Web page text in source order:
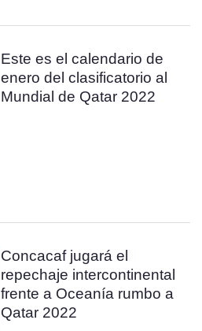
Este es el calendario de
enero del clasificatorio al
Mundial de Qatar 2022
Concacaf jugará el
repechaje intercontinental
frente a Oceanía rumbo a
Qatar 2022